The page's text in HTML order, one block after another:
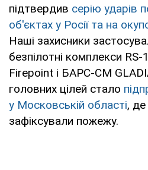
підтвердив серію ударів
об'єктах у Росії та на
Наші захисники
безпілотні комплекси
Firepoint і БАРС-СМ
головних цілей стало
у Московській області, де
зафіксували пожежу.